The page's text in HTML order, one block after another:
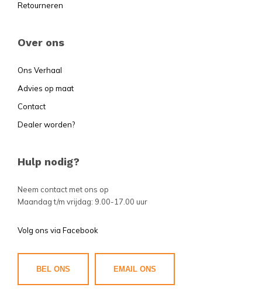
Retourneren
Over ons
Ons Verhaal
Advies op maat
Contact
Dealer worden?
Hulp nodig?
Neem contact met ons op
Maandag t/m vrijdag: 9.00-17.00 uur
Volg ons via Facebook
BEL ONS EMAIL ONS